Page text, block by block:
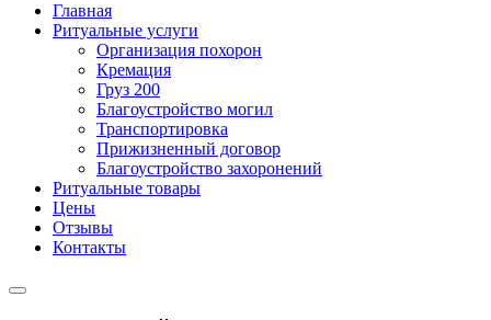
Главная
Ритуальные услуги
Организация похорон
Кремация
Груз 200
Благоустройство могил
Транспортировка
Прижизненный договор
Благоустройство захоронений
Ритуальные товары
Цены
Отзывы
Контакты